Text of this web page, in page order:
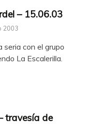
– 15.06.03
2003
seria con el grupo
La Escalerilla.
travesía de